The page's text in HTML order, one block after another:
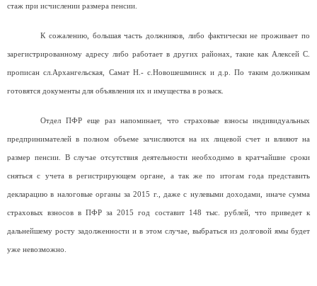
стаж при исчислении размера пенсии.
К сожалению, большая часть должников, либо фактически не проживает по
зарегистрированному адресу либо работает в других районах, такие как Алексей С.
прописан сл.Архангельская, Самат Н.- с.Новошешминск и д.р. По таким должникам
готовятся документы для объявления их и имущества в розыск.
Отдел ПФР еще раз напоминает, что страховые взносы индивидуальных
предпринимателей в полном объеме зачисляются на их лицевой счет и влияют на
размер пенсии. В случае отсутствия деятельности необходимо в кратчайшие сроки
сняться с учета в регистрирующем органе, а так же по итогам года представить
декларацию в налоговые органы за 2015 г., даже с нулевыми доходами, иначе сумма
страховых взносов в ПФР за 2015 год составит 148 тыс. рублей, что приведет к
дальнейшему росту задолженности и в этом случае, выбраться из долговой ямы будет
уже невозможно.